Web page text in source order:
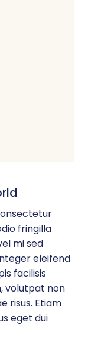
fringilla
mi sed
eleifend
facilisis
volutpat non
risus. Etiam
eget dui